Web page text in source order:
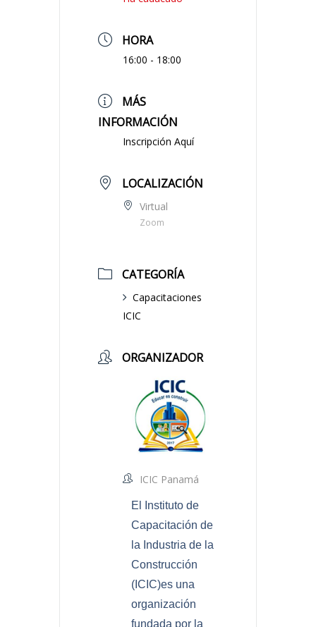
HORA
16:00 - 18:00
MÁS
INFORMACIÓN
Inscripción Aquí
LOCALIZACIÓN
Virtual
Zoom
CATEGORÍA
Capacitaciones
ICIC
ORGANIZADOR
ICIC Panamá
El Instituto de
Capacitación de
la Industria de la
Construcción
(ICIC)es una
organización
fundada por la